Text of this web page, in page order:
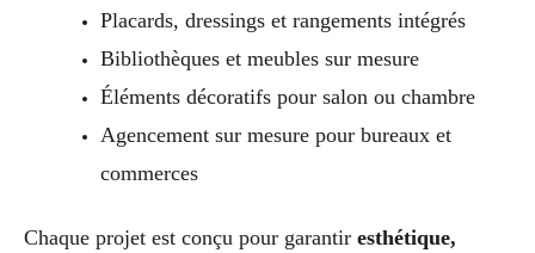
Placards, dressings et rangements intégrés
Bibliothèques et meubles sur mesure
Éléments décoratifs pour salon ou chambre
Agencement sur mesure pour bureaux et
commerces
Chaque projet est conçu pour garantir esthétique,